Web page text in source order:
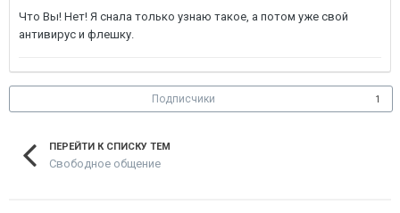
Что Вы! Нет! Я снала только узнаю такое, а потом уже свой
антивирус и флешку.
Подписчики 1
ПЕРЕЙТИ К СПИСКУ ТЕМ
Свободное общение